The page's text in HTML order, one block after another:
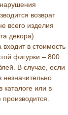
возврат
всего изделия
декора)
в стоимость
фигурки – 800
В случае, если
незначительно
каталоге или в
производится.